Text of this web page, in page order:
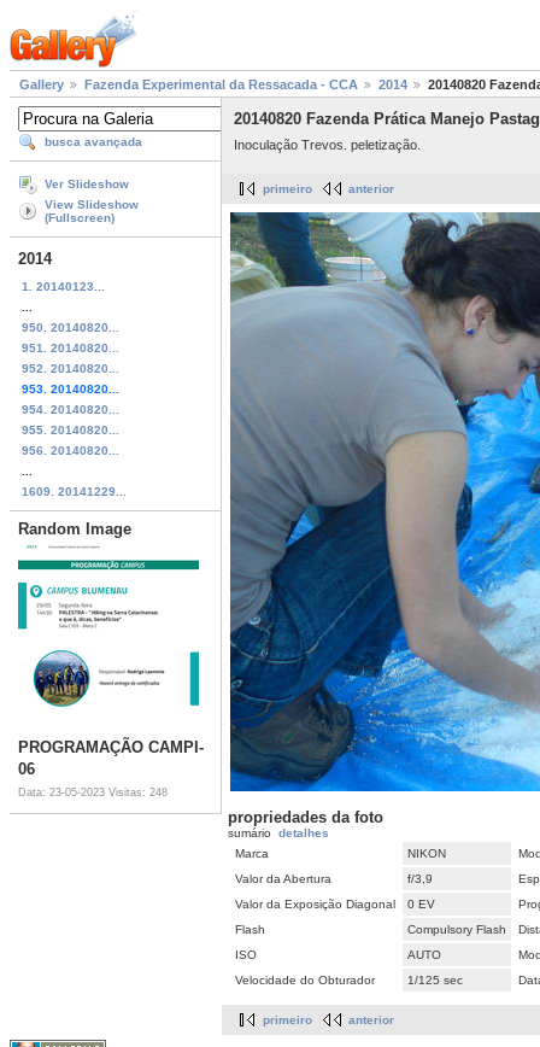
Gallery Fazenda Experimental da Ressacada - CCA 2014 20140820
busca avançada
Ver Slideshow
View Slideshow
(Fullscreen)
2014
1. 20140123...
950. 20140820...
951. 20140820...
952. 20140820...
953. 20140820...
954. 20140820...
955. 20140820...
956. 20140820...
1609. 20141229...
Random Image
PROGRAMAÇÃO CAMPI-
06
Data: 23-05-2023 Visitas: 248
20140820 Fazenda Prática Manejo
Inoculação Trevos. peletização.
primeiro anterior
propriedades da foto
sumário detalhes
Marca
NIKON
Valor da Abertura
f/3,9
Valor da Exposição Diagonal
0 EV
Flash
Compulsory Flash
ISO
AUTO
Velocidade do Obturador
1/125 sec
primeiro anterior